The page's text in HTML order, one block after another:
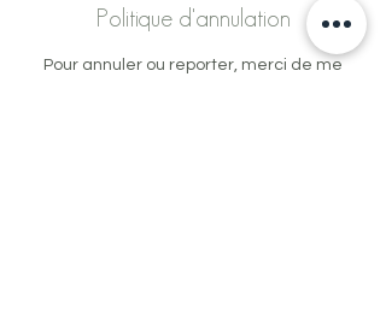
Politique d'annulation
Pour annuler ou reporter, merci de me